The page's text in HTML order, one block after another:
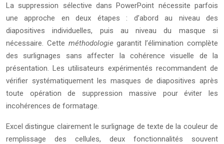
La suppression sélective dans PowerPoint nécessite parfois
une approche en deux étapes : d’abord au niveau des
diapositives individuelles, puis au niveau du masque si
nécessaire. Cette méthodologie garantit l’élimination complète
des surlignages sans affecter la cohérence visuelle de la
présentation. Les utilisateurs expérimentés recommandent de
vérifier systématiquement les masques de diapositives après
toute opération de suppression massive pour éviter les
incohérences de formatage.
Excel distingue clairement le surlignage de texte de la couleur de
remplissage des cellules, deux fonctionnalités souvent